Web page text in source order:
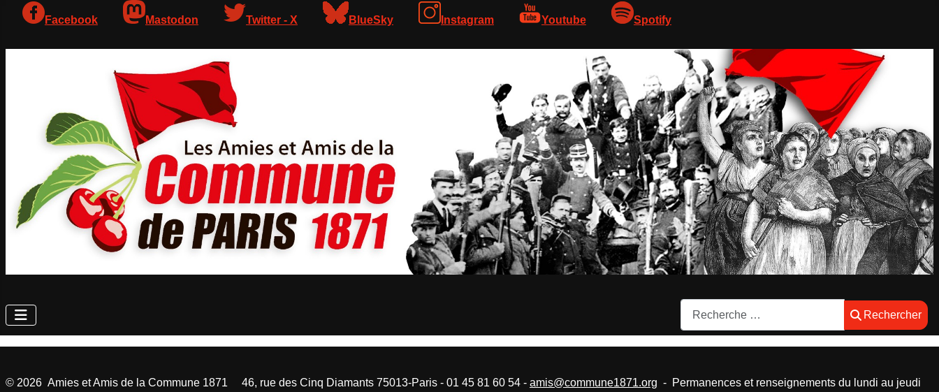
Facebook Mastodon Twitter - X BlueSky Instagram Youtube Spotify
Rechercher
Rechercher
© 2026 Amies et Amis de la Commune 1871 46, rue des Cinq Diamants 75013-Paris - 01 45 81 60 54 - amis@commune1871.org - Permanences et renseignements du lundi au jeudi